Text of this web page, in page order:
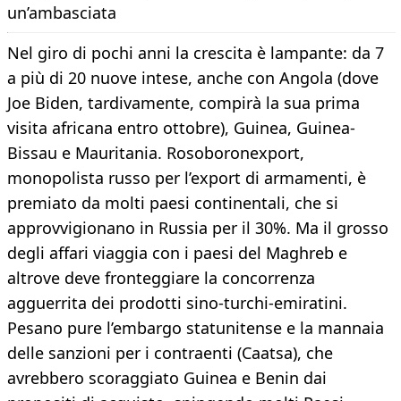
un’ambasciata
​Nel giro di pochi anni la crescita è lampante: da 7
a più di 20 nuove intese, anche con Angola (dove
Joe Biden, tardivamente, compirà la sua prima
visita africana entro ottobre), Guinea, Guinea-
Bissau e Mauritania. Rosoboronexport,
monopolista russo per l’export di armamenti, è
premiato da molti paesi continentali, che si
approvvigionano in Russia per il 30%. Ma il grosso
degli affari viaggia con i paesi del Maghreb e
altrove deve fronteggiare la concorrenza
agguerrita dei prodotti sino-turchi-emiratini.
Pesano pure l’embargo statunitense e la mannaia
delle sanzioni per i contraenti (Caatsa), che
avrebbero scoraggiato Guinea e Benin dai